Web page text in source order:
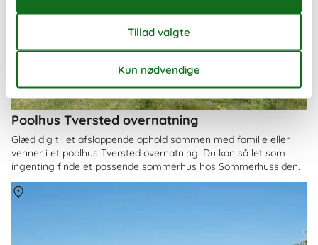
Poolhus Tversted overnatning
Glæd dig til et afslappende ophold sammen med familie eller
venner i et poolhus Tversted overnatning. Du kan så let som
ingenting finde et passende sommerhus hos Sommerhussiden.